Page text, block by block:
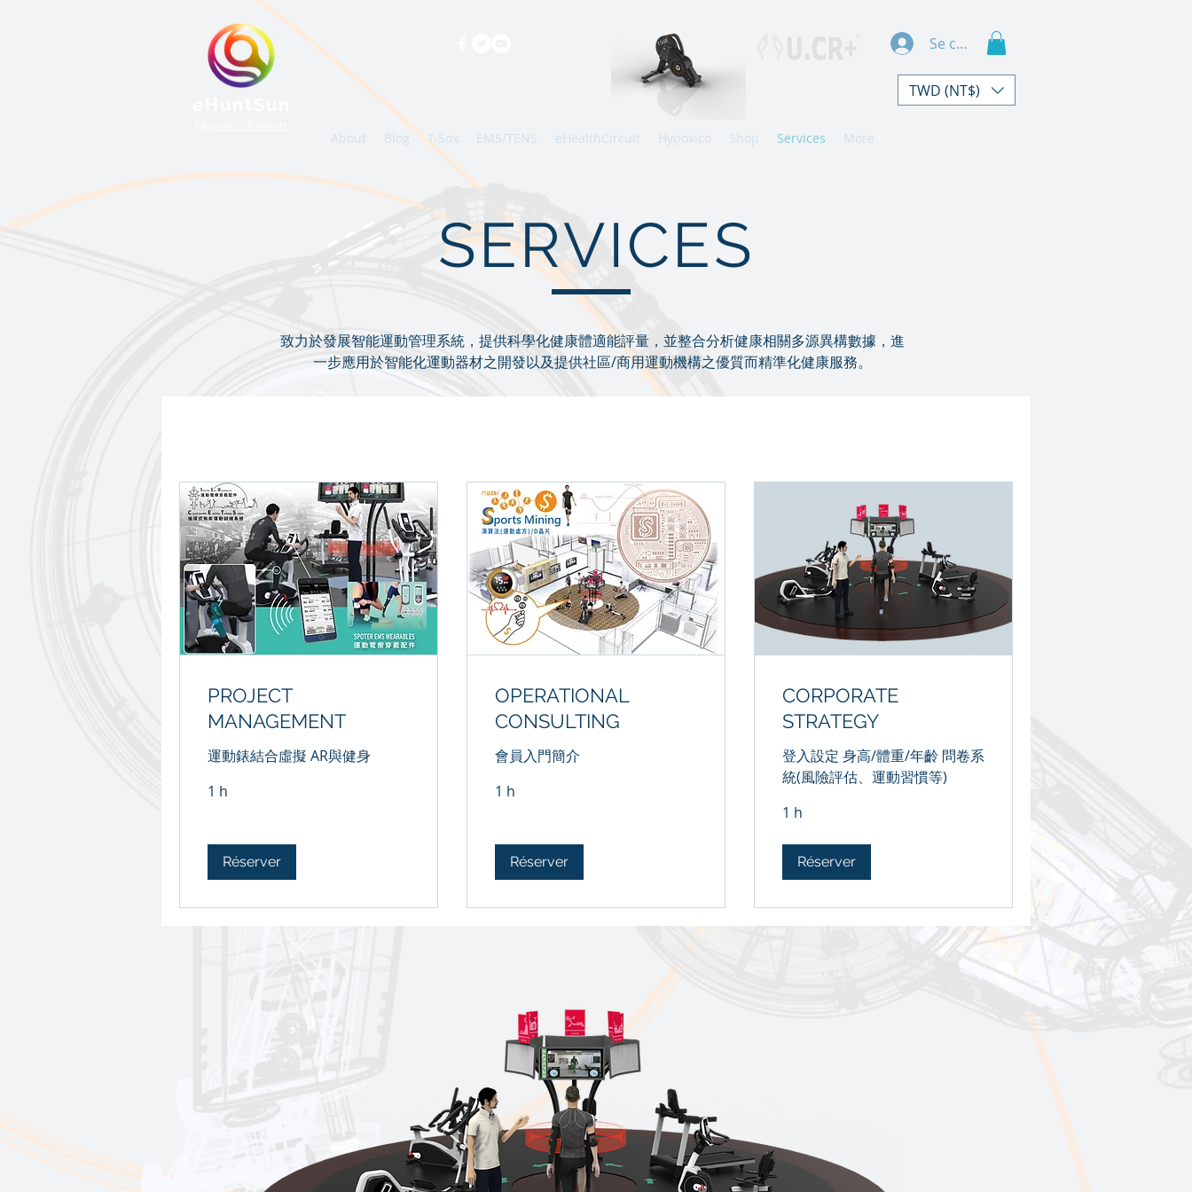
Se connecter
TWD (NT$)
About Blog T-Sox EMS/TENS eHealthCircuit Hypoxico Shop Services More
SERVICES
致力於發展智能運動管理系統，提供科學化健康體適能評量，並整合分析健康相關多源異構數據，進
一步應用於智能化運動器材之開發以及提供社區/商用運動機構之優質而精準化健康服務。
PROJECT
MANAGEMENT
運動錶結合虛擬 AR與健身
1 h
Réserver
OPERATIONAL
CONSULTING
會員入門簡介
1 h
Réserver
CORPORATE
STRATEGY
登入設定 身高/體重/年齡 問卷系
統(風險評估、運動習慣等)
1 h
Réserver